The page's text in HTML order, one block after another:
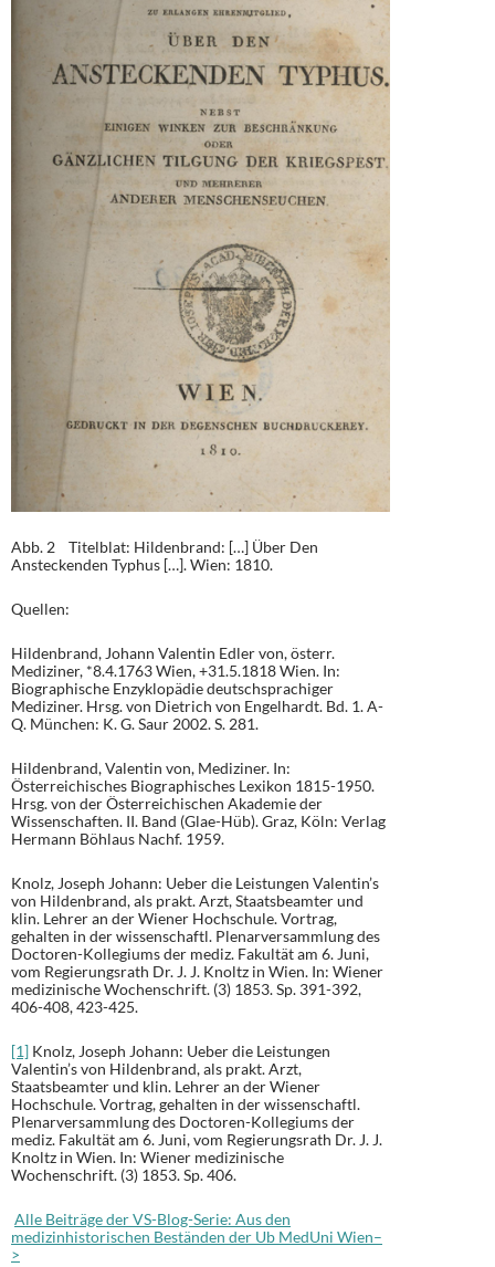
Abb. 2 Titelblat: Hildenbrand: […] Über Den
Ansteckenden Typhus […]. Wien: 1810.
Quellen:
Hildenbrand, Johann Valentin Edler von, österr.
Mediziner, *8.4.1763 Wien, +31.5.1818 Wien. In:
Biographische Enzyklopädie deutschsprachiger
Mediziner. Hrsg. von Dietrich von Engelhardt. Bd. 1. A-
Q. München: K. G. Saur 2002. S. 281.
Hildenbrand, Valentin von, Mediziner. In:
Österreichisches Biographisches Lexikon 1815-1950.
Hrsg. von der Österreichischen Akademie der
Wissenschaften. II. Band (Glae-Hüb). Graz, Köln: Verlag
Hermann Böhlaus Nachf. 1959.
Knolz, Joseph Johann: Ueber die Leistungen Valentin’s
von Hildenbrand, als prakt. Arzt, Staatsbeamter und
klin. Lehrer an der Wiener Hochschule. Vortrag,
gehalten in der wissenschaftl. Plenarversammlung des
Doctoren-Kollegiums der mediz. Fakultät am 6. Juni,
vom Regierungsrath Dr. J. J. Knoltz in Wien. In: Wiener
medizinische Wochenschrift. (3) 1853. Sp. 391-392,
406-408, 423-425.
[1] Knolz, Joseph Johann: Ueber die Leistungen
Valentin’s von Hildenbrand, als prakt. Arzt,
Staatsbeamter und klin. Lehrer an der Wiener
Hochschule. Vortrag, gehalten in der wissenschaftl.
Plenarversammlung des Doctoren-Kollegiums der
mediz. Fakultät am 6. Juni, vom Regierungsrath Dr. J. J.
Knoltz in Wien. In: Wiener medizinische
Wochenschrift. (3) 1853. Sp. 406.
Alle Beiträge der VS-Blog-Serie: Aus den
medizinhistorischen Beständen der Ub MedUni Wien–
>